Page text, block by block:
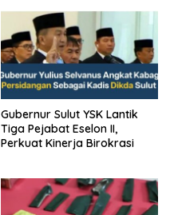
Gubernur Sulut YSK Lantik
Tiga Pejabat Eselon II,
Perkuat Kinerja Birokrasi